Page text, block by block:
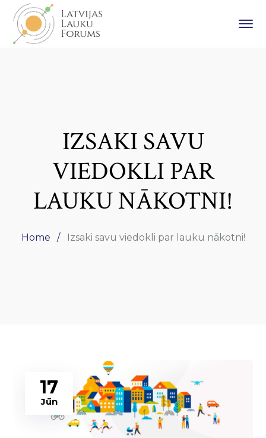
IZSAKI SAVU
VIEDOKLI PAR
LAUKU NĀKOTNI!
Home Izsaki savu viedokli par lauku nākotni!
17
Jūn